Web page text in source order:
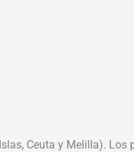
Ceuta y Melilla). Los